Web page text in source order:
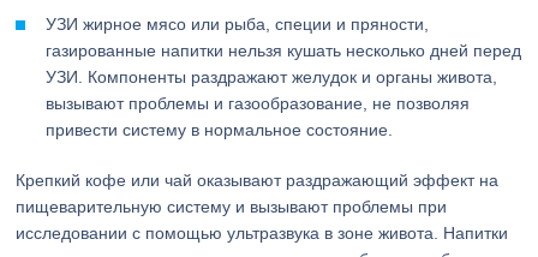
УЗИ жирное мясо или рыба, специи и пряности,
газированные напитки нельзя кушать несколько дней перед
УЗИ. Компоненты раздражают желудок и органы живота,
вызывают проблемы и газообразование, не позволяя
привести систему в нормальное состояние.
Крепкий кофе или чай оказывают раздражающий эффект на
пищеварительную систему и вызывают проблемы при
исследовании с помощью ультразвука в зоне живота. Напитки